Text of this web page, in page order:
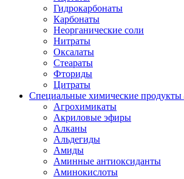
Гидрокарбонаты
Карбонаты
Неорганические соли
Нитраты
Оксалаты
Стеараты
Фториды
Цитраты
Специальные химические продукты
Агрохимикаты
Акриловые эфиры
Алканы
Альдегиды
Амиды
Аминные антиоксиданты
Аминокислоты